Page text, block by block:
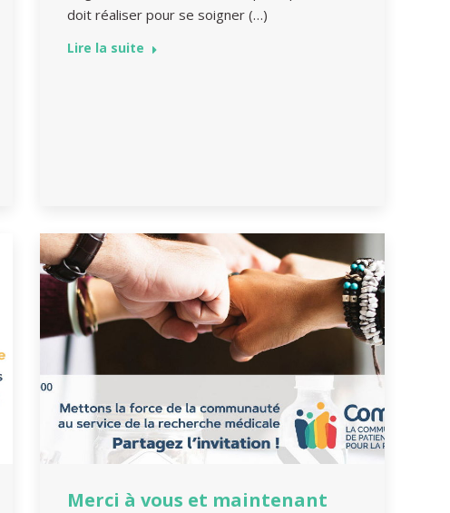
doit réaliser pour se soigner (…)
Lire la suite
Merci à vous et maintenant